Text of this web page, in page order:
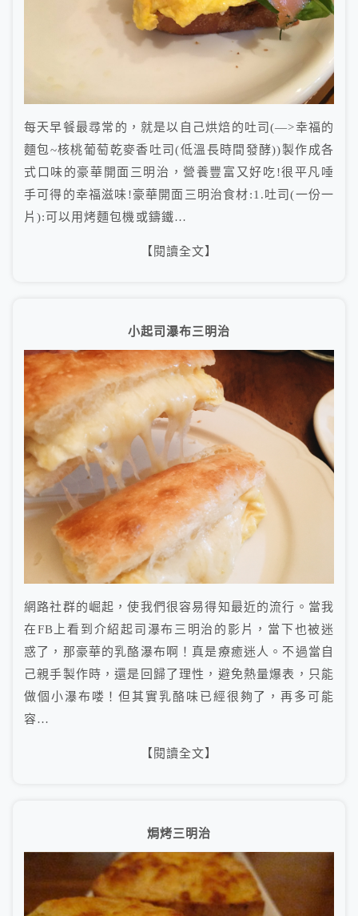
每天早餐最尋常的，就是以自己烘焙的吐司(—>幸福的
麵包~核桃葡萄乾麥香吐司(低溫長時間發酵))製作成各
式口味的豪華開面三明治，營養豐富又好吃!很平凡唾
手可得的幸福滋味!豪華開面三明治食材:1.吐司(一份一
片):可以用烤麵包機或鑄鐵…
【閱讀全文】
小起司瀑布三明治
網路社群的崛起，使我們很容易得知最近的流行。當我
在FB上看到介紹起司瀑布三明治的影片，當下也被迷
惑了，那豪華的乳酪瀑布啊！真是療癒迷人。不過當自
己親手製作時，還是回歸了理性，避免熱量爆表，只能
做個小瀑布喽！但其實乳酪味已經很夠了，再多可能
容…
【閱讀全文】
焗烤三明治